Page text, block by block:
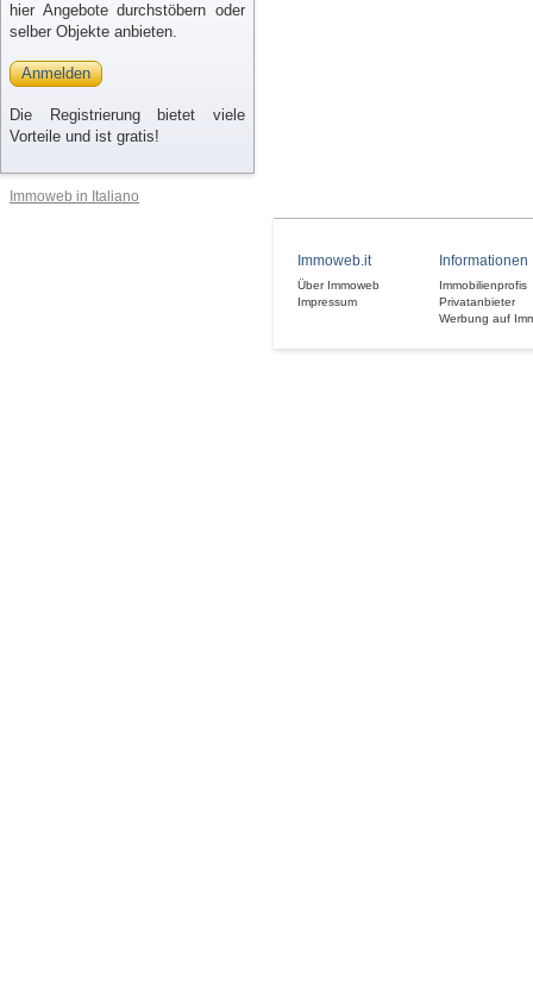
hier Angebote durchstöbern oder
selber Objekte anbieten.
Anmelden
Die Registrierung bietet viele
Vorteile und ist gratis!
Immoweb in Italiano
Immoweb.it
Über Immoweb
Impressum
Informationen
Immobilienprofis
Privatanbieter
Werbung auf